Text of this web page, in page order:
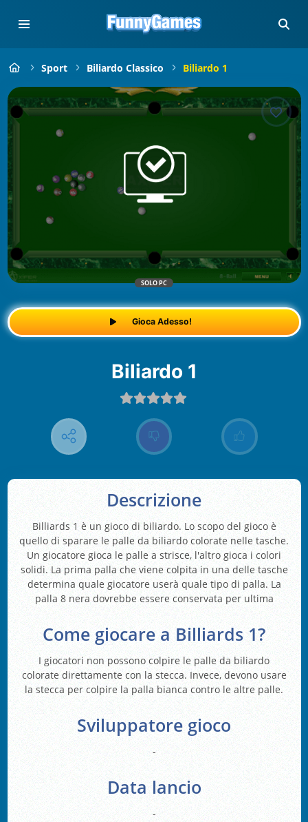
Sport Biliardo Classico Biliardo 1
SOLO PC
Gioca Adesso!
Biliardo 1
Descrizione
Billiards 1 è un gioco di biliardo. Lo scopo del gioco è
quello di sparare le palle da biliardo colorate nelle tasche.
Un giocatore gioca le palle a strisce, l'altro gioca i colori
solidi. La prima palla che viene colpita in una delle tasche
determina quale giocatore userà quale tipo di palla. La
palla 8 nera dovrebbe essere conservata per ultima
Come giocare a Billiards 1?
I giocatori non possono colpire le palle da biliardo
colorate direttamente con la stecca. Invece, devono usare
la stecca per colpire la palla bianca contro le altre palle.
Sviluppatore gioco
-
Data lancio
-